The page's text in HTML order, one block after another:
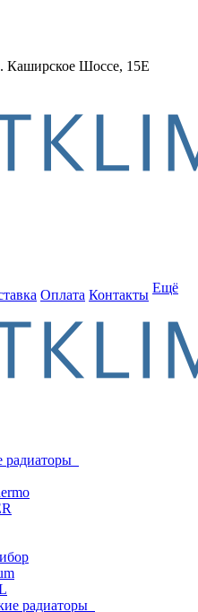
Каширское Шоссе, 15Е
Оплата Контакты Ещё
радиаторы